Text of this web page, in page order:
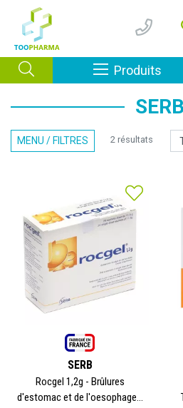
Produits
SERB
MENU / FILTRES 2 résultats
SERB
Rocgel 1,2g - Brûlures
d'estomac et de l'oesophage...